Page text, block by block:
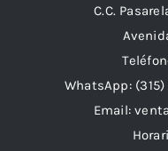
C.C.
WhatsApp:
Email: